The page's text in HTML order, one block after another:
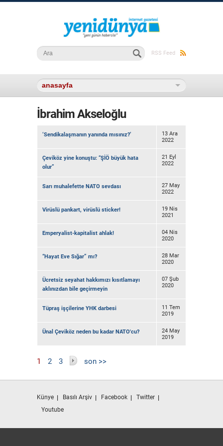
RSS Feed
Arama formu
Ara
İbrahim Akseloğlu
‘Sendikalaşmanın yanında mısınız?’
13 Ara
2022
Çeviköz yine konuştu: “ŞİÖ büyük hata
olur”
21 Eyl
2022
Sarı muhalefette NATO sevdası
27 May
2022
Virüslü pankart, virüslü sticker!
19 Nis
2021
Emperyalist-kapitalist ahlak!
04 Nis
2020
“Hayat Eve Sığar” mı?
28 Mar
2020
Ücretsiz seyahat hakkımızı kısıtlamayı
aklınızdan bile geçirmeyin
07 Şub
2020
Tüpraş işçilerine YHK darbesi
11 Tem
2019
Ünal Çeviköz neden bu kadar NATO'cu?
24 May
2019
Sayfalar
1 2 3 son >>
Künye Basılı Arşiv Facebook
Twitter
Youtube